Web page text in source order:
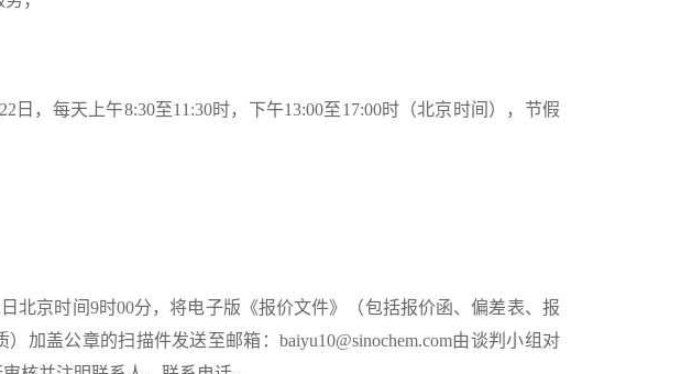
日，每天上午8:30至11:30时，下午13:00至17:00时（北京时间），节假
北京时间9时00分，将电子版《报价文件》（包括报价函、偏差表、报
加盖公章的扫描件发送至邮箱： baiyu10@sinochem.com由谈判小组对